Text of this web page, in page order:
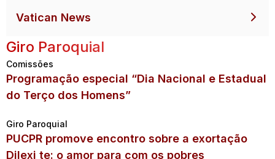
Vatican News
Giro Paroquial
Comissões
Programação especial “Dia Nacional e Estadual
do Terço dos Homens”
Giro Paroquial
PUCPR promove encontro sobre a exortação
Dilexi te: o amor para com os pobres